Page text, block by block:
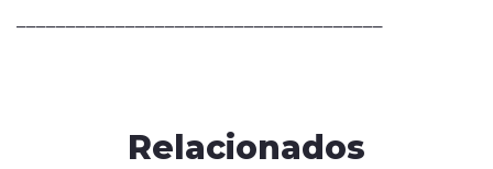
Relacionados